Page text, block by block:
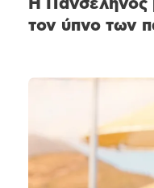
Η Πανσέληνος
τον ύπνο των